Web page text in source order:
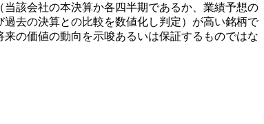
該会社の本決算か各四半期であるか、業績予想の
去の決算との比較を数値化し判定）が高い銘柄で
の価値の動向を示唆あるいは保証するものではな